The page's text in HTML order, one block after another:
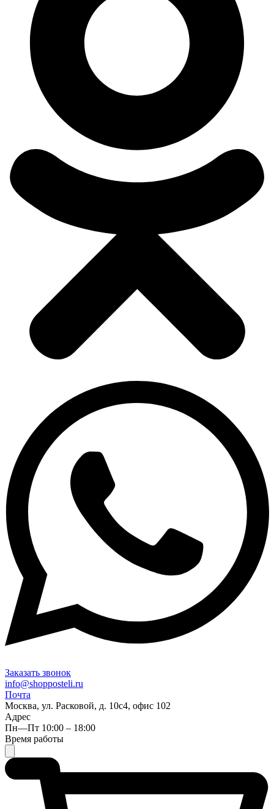
Заказать звонок
info@shopposteli.ru
Почта
Москва, ул. Расковой, д. 10с4, офис 102
Адрес
Пн—Пт 10:00 – 18:00
Время работы